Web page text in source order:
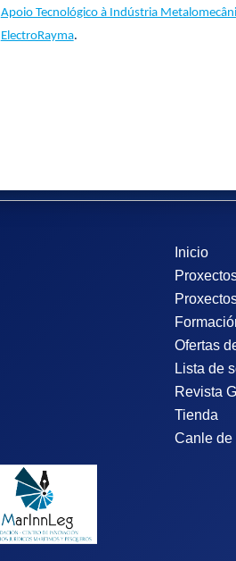
Apoio Tecnológico à Indústria
ElectroRayma.
Inicio
Ofertas
Lista de
Revista
Tienda
Canle de